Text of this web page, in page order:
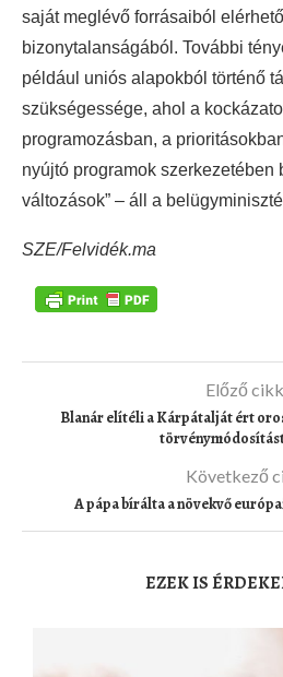
saját meglévő forrásaiból
bizonytalanságából. További
például uniós alapokból történő
szükségessége, ahol a
programozásban, a
nyújtó programok szerkezetében
változások” – áll a
SZE/Felvidék.ma
Előző cikk
Blanár elítéli a Kárpátalját ért
Következő
A pápa bírálta a növekvő
EZEK IS